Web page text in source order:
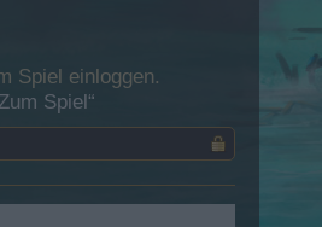
Spiel einloggen.
Spiel“